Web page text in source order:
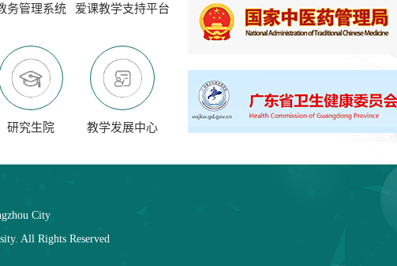
务管理系统 爱课教学支持平台
研究生院 教学发展中心
City
All Rights Reserved